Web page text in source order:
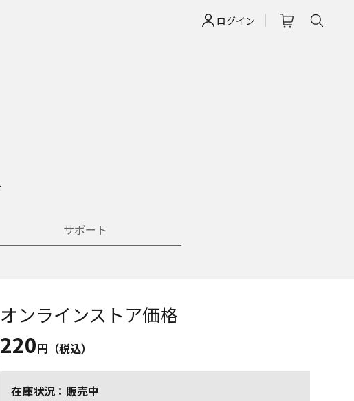
ログイン
サポート
オンラインストア価格
220円（税込）
在庫状況：販売中